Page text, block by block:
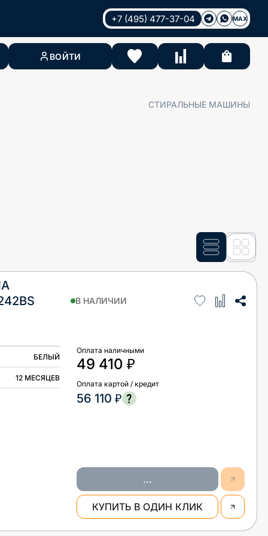
+7 (495) 477-37-04 MAX
ВОЙТИ
СТИРАЛЬНЫЕ МАШИНЫ
В НАЛИЧИИ
БЕЛЫЙ
12 МЕСЯЦЕВ
Оплата наличными
49 410 ₽
Оплата картой / кредит
56 110 ₽
...
КУПИТЬ В ОДИН КЛИК